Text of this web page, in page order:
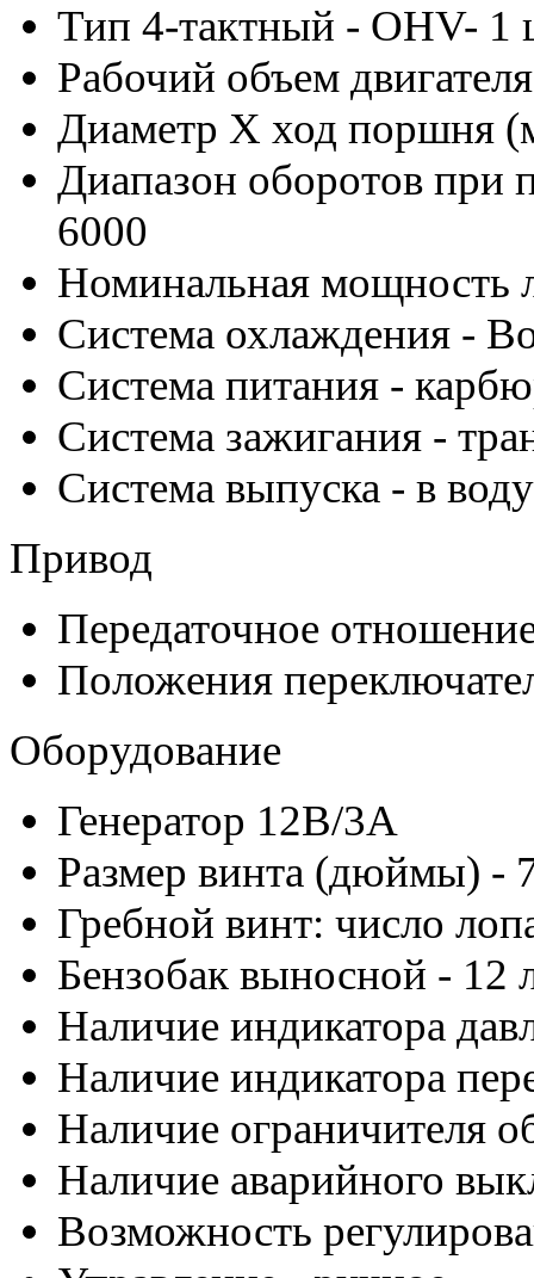
Тип 4-тактный - OHV- 1
Рабочий объем
Диаметр Х ход поршня
Диапазон оборотов при
6000
Номинальная мощность
Система охлаждения -
Система питания -
Система зажигания -
Система выпуска - в воду
Привод
Передаточное
Положения
Оборудование
Генератор 12В/3A
Размер винта (дюймы) -
Гребной винт: число
Бензобак выносной - 12
Наличие индикатора
Наличие индикатора
Наличие ограничителя
Наличие аварийного
Возможность